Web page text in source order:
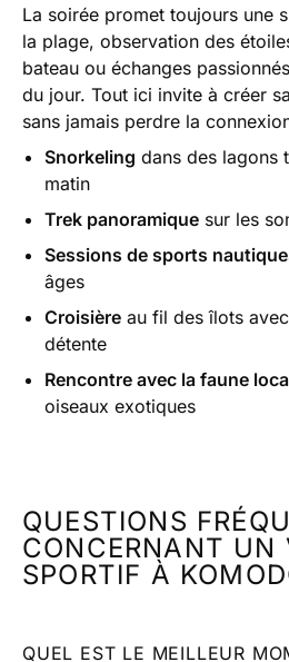
La soirée promet toujours une
la plage, observation des
bateau ou échanges
du jour. Tout ici invite à créer
sans jamais perdre la
Snorkeling dans des lagons
matin
Trek panoramique sur les
Sessions de sports
âges
Croisière au fil des îlots
détente
Rencontre avec la faune
oiseaux exotiques
QUESTIONS
CONCERNANT UN
SPORTIF À
QUEL EST LE MEILLEUR